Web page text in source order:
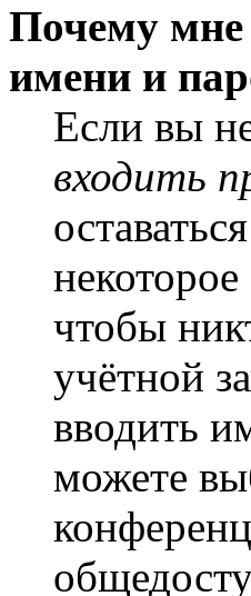
Почему мне
имени и
Если вы
входить
чтобы
учётной
вводить
можете